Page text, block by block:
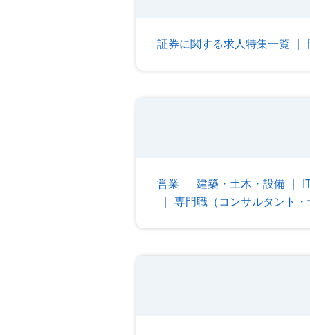
証券に関する求人特集一覧
営業 建築・土木・設備
専門職（コンサルタント